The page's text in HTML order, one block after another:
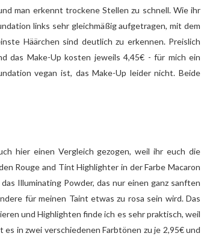
man erkennt trockene Stellen zu schnell. Wie ihr
links sehr gleichmäßig aufgetragen, mit dem
Häärchen sind deutlich zu erkennen. Preislich
das Make-Up kosten jeweils 4,45€ - für mich ein
vegan ist, das Make-Up leider nicht. Beide
hier einen Vergleich gezogen, weil ihr euch die
Rouge and Tint Highlighter in der Farbe Macaron
Illuminating Powder, das nur einen ganz sanften
für meinen Taint etwas zu rosa sein wird. Das
und Highlighten finde ich es sehr praktisch, weil
in zwei verschiedenen Farbtönen zu je 2,95€ und